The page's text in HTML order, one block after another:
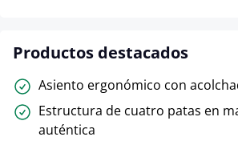
Productos destacados
Asiento ergonómico con
Estructura de cuatro patas en
auténtica